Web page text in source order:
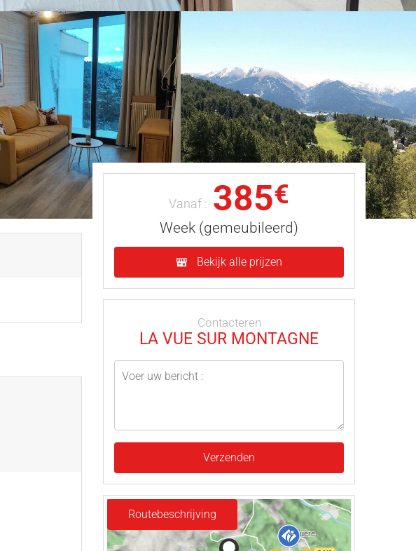
Vanaf : 385€
Week (gemeubileerd)
Bekijk alle prijzen
Contacteren
LA VUE SUR MONTAGNE
Verzenden
Routebeschrijving